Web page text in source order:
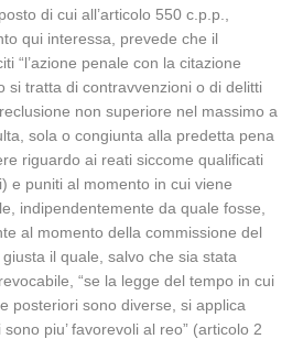
di cui all’articolo 550 c.p.p.,
qui interessa, prevede che il
“l’azione penale con la citazione
si tratta di contravvenzioni o di delitti
non superiore nel massimo a
sola o congiunta alla predetta pena
riguardo ai reati siccome qualificati
e puniti al momento in cui viene
indipendentemente da quale fosse,
al momento della commissione del
il quale, salvo che sia stata
“se la legge del tempo in cui
posteriori sono diverse, si applica
piu’ favorevoli al reo” (articolo 2